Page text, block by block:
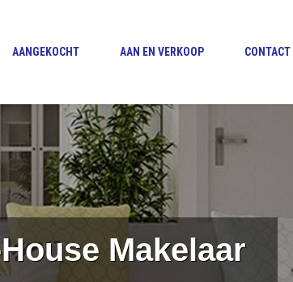
AANGEKOCHT AAN EN VERKOOP CONTACT
Makelaar